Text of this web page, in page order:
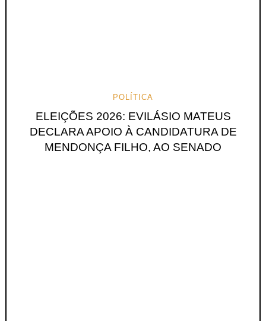
POLÍTICA
ELEIÇÕES 2026: EVILÁSIO MATEUS
DECLARA APOIO À CANDIDATURA DE
MENDONÇA FILHO, AO SENADO